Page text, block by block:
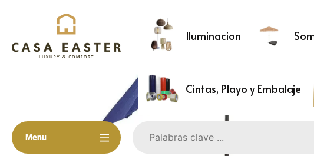
Iluminacion
Cintas, Playo y Embalaje
Menu